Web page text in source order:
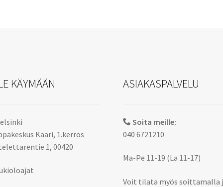
KÄYMÄÄN
Kaari, 1.kerros
1, 00420
ASIAKASPALVELU
Soita meille:
040 6721210
Ma-Pe 11-19 (La 11-17)
Voit tilata myös soittamalla